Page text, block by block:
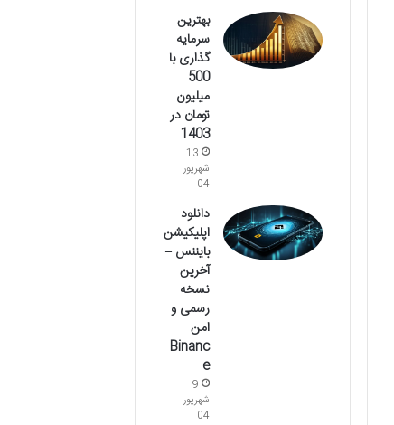
بهترین
سرمایه
گذاری با
500
میلیون
تومان در
1403
13
شهریور
04
دانلود
اپلیکیشن
بایننس –
آخرین
نسخه
رسمی و
امن
Binanc
e
9
شهریور
04